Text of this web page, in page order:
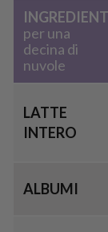
per una
decina di
nuvole
LATTE
INTERO
ALBUMI